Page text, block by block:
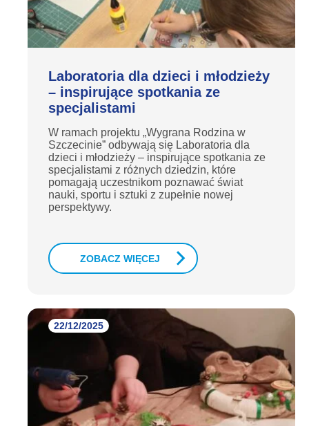
Laboratoria dla dzieci i młodzieży
– inspirujące spotkania ze
specjalistami
W ramach projektu „Wygrana Rodzina w
Szczecinie” odbywają się Laboratoria dla
dzieci i młodzieży – inspirujące spotkania ze
specjalistami z różnych dziedzin, które
pomagają uczestnikom poznawać świat
nauki, sportu i sztuki z zupełnie nowej
perspektywy.
ZOBACZ WIĘCEJ
22/12/2025